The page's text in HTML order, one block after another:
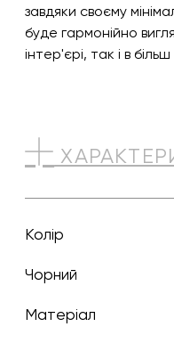
завдяки своєму
буде гармонійно
інтер'єрі, так і в
Колір
чорний
Матеріал